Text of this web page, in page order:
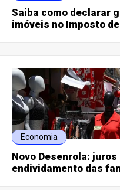
Saiba como declarar
imóveis no Imposto de
Economia
Novo Desenrola:
endividamento das